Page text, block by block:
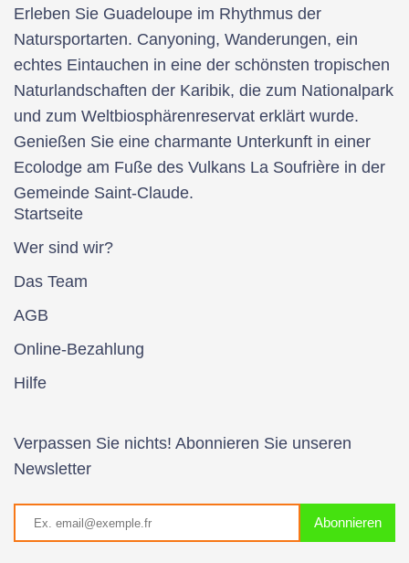
Erleben Sie Guadeloupe im Rhythmus der
Natursportarten. Canyoning, Wanderungen, ein
echtes Eintauchen in eine der schönsten tropischen
Naturlandschaften der Karibik, die zum Nationalpark
und zum Weltbiosphärenreservat erklärt wurde.
Genießen Sie eine charmante Unterkunft in einer
Ecolodge am Fuße des Vulkans La Soufrière in der
Gemeinde Saint-Claude.
Startseite
Wer sind wir?
Das Team
AGB
Online-Bezahlung
Hilfe
Verpassen Sie nichts! Abonnieren Sie unseren
Newsletter